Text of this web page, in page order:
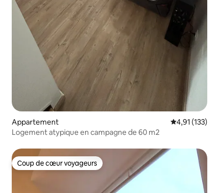
Appartement Évaluation
4,91 (133)
Logement atypique en campagne de 60 m2
Coup de cœur voyageurs
Coup de cœur voyageurs